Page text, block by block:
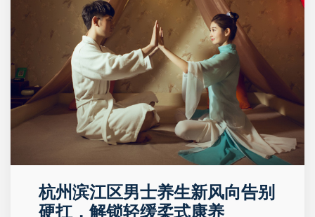
杭州滨江区男士养生新风向告别
硬扛，解锁轻缓柔式康养